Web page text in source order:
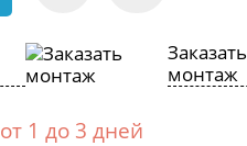
Заказать
монтаж
от 1 до 3 дней